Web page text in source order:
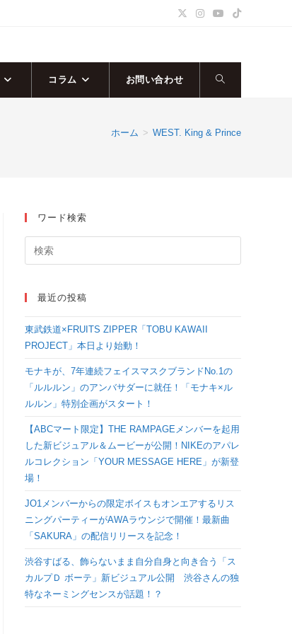
コラム お問い合わせ ウ
ト
グ
ル
ホーム > WEST. King & Prince
ワード検索
最近の投稿
東武鉄道×FRUITS ZIPPER「TOBU KAWAII
PROJECT」本日より始動！
モナキが、7年連続フェイスマスクブランドNo.1の
「ルルルン」のアンバサダーに就任！「モナキ×ル
ルルン」特別企画がスタート！
【ABCマート限定】THE RAMPAGEメンバーを起用
した新ビジュアル＆ムービーが公開！NIKEのアパレ
ルコレクション「YOUR MESSAGE HERE」が新登
場！
JO1メンバーからの限定ボイスもオンエアするリス
ニングパーティーがAWAラウンジで開催！最新曲
「SAKURA」の配信リリースを記念！
渋谷すばる、飾らないまま自分自身と向き合う「ス
カルプＤ ボーテ」新ビジュアル公開 渋谷さんの独
特なネーミングセンスが話題！？